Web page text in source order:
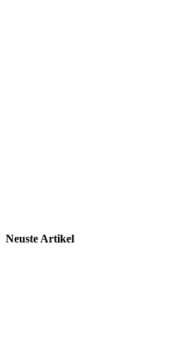
Neuste Artikel